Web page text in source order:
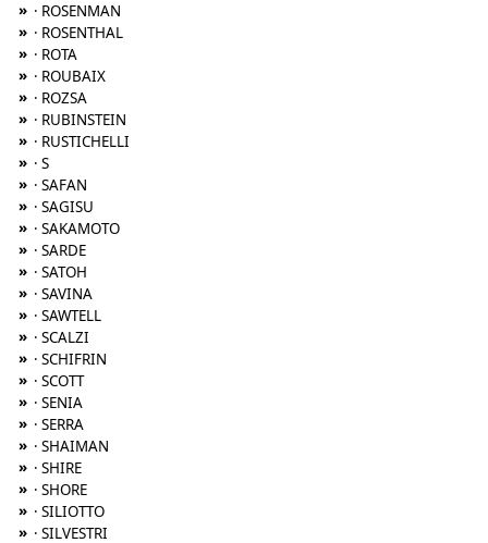
» · ROSENMAN
» · ROSENTHAL
» · ROTA
» · ROUBAIX
» · ROZSA
» · RUBINSTEIN
» · RUSTICHELLI
» · S
» · SAFAN
» · SAGISU
» · SAKAMOTO
» · SARDE
» · SATOH
» · SAVINA
» · SAWTELL
» · SCALZI
» · SCHIFRIN
» · SCOTT
» · SENIA
» · SERRA
» · SHAIMAN
» · SHIRE
» · SHORE
» · SILIOTTO
» · SILVESTRI